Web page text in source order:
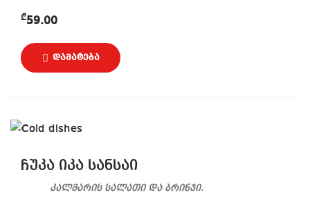
₾59.00
ჩუკა იკა სანსაი
კალმარის სალათი და ბრინჯი.